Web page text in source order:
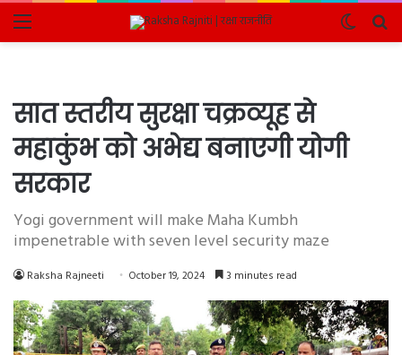
Menu
Switch
skin
सात स्तरीय सुरक्षा चक्रव्यूह से
महाकुंभ को अभेद्य बनाएगी योगी
सरकार
Yogi government will make Maha Kumbh
impenetrable with seven level security maze
Raksha Rajneeti October 19, 2024 3 minutes read